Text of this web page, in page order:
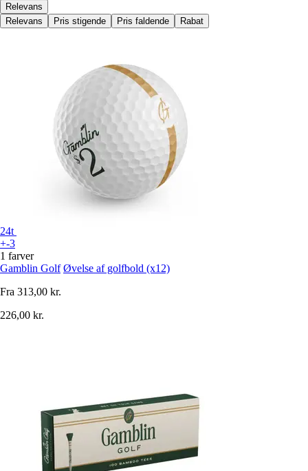
Relevans
Relevans
Pris stigende Pris faldende Rabat
24t
+-3
1 farver
Gamblin Golf Øvelse af golfbold (x12)
Fra 313,00 kr.
226,00 kr.